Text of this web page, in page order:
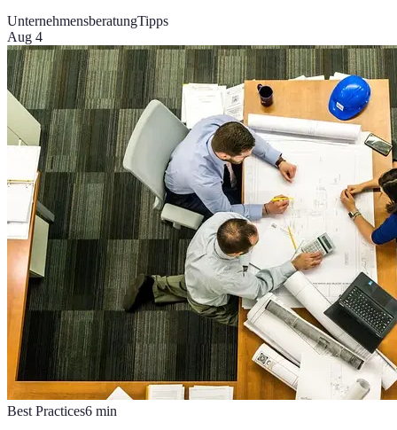
UnternehmensberatungTipps
Aug 4
Best Practices6 min